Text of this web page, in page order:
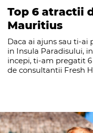
Top 6 atractii
Mauritius
Daca ai ajuns sau ti-ai
in Insula Paradisului,
incepi, ti-am pregatit
de consultantii Fresh